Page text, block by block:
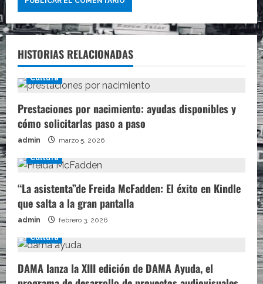
HISTORIAS RELACIONADAS
Cultura
Prestaciones por nacimiento: ayudas disponibles y
cómo solicitarlas paso a paso
admin marzo 5, 2026
Cultura
“La asistenta”de Freida McFadden: El éxito en Kindle
que salta a la gran pantalla
admin febrero 3, 2026
Cultura
DAMA lanza la XIII edición de DAMA Ayuda, el